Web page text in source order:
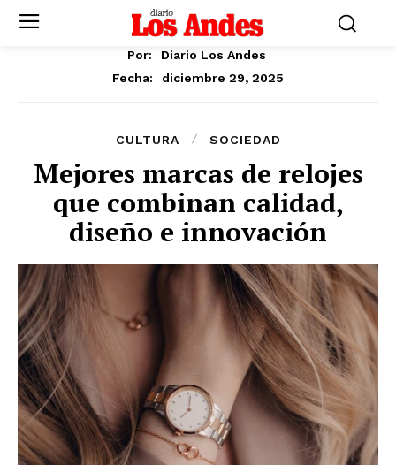
Por:
Diario Los Andes
Fecha:
diciembre 29, 2025
CULTURA SOCIEDAD
Mejores marcas de relojes
que combinan calidad,
diseño e innovación